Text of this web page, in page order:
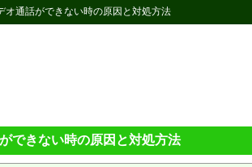
オ通話ができない時の原因と対処方法
できない時の原因と対処方法